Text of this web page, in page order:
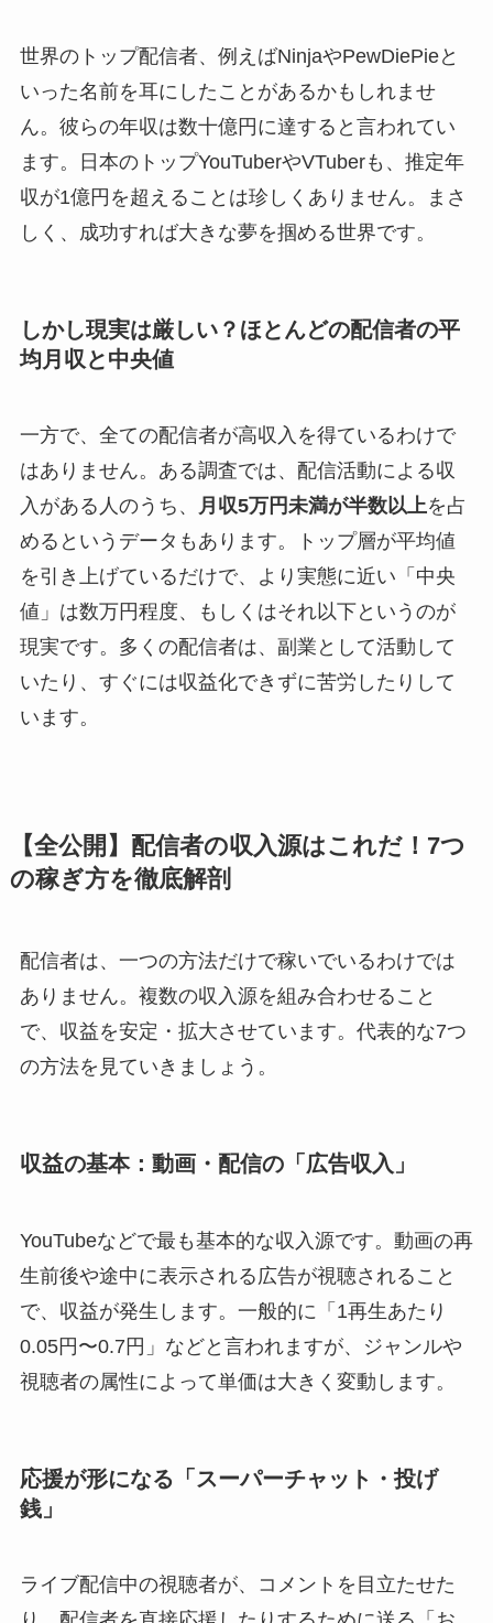
世界のトップ配信者、例えばNinjaやPewDiePieと
いった名前を耳にしたことがあるかもしれませ
ん。彼らの年収は数十億円に達すると言われてい
ます。日本のトップYouTuberやVTuberも、推定年
収が1億円を超えることは珍しくありません。まさ
しく、成功すれば大きな夢を掴める世界です。
しかし現実は厳しい？ほとんどの配信者の平
均月収と中央値
一方で、全ての配信者が高収入を得ているわけで
はありません。ある調査では、配信活動による収
入がある人のうち、
月収5万円未満が半数以上を占
めるというデータもあります。トップ層が平均値
を引き上げているだけで、より実態に近い「中央
値」は数万円程度、もしくはそれ以下というのが
現実です。多くの配信者は、副業として活動して
いたり、すぐには収益化できずに苦労したりして
います。
【全公開】配信者の収入源はこれだ！7つ
の稼ぎ方を徹底解剖
配信者は、一つの方法だけで稼いでいるわけでは
ありません。複数の収入源を組み合わせること
で、収益を安定・拡大させています。代表的な7つ
の方法を見ていきましょう。
収益の基本：動画・配信の「広告収入」
YouTubeなどで最も基本的な収入源です。動画の再
生前後や途中に表示される広告が視聴されること
で、収益が発生します。一般的に「1再生あたり
0.05円〜0.7円」などと言われますが、ジャンルや
視聴者の属性によって単価は大きく変動します。
応援が形になる「スーパーチャット・投げ
銭」
ライブ配信中の視聴者が、コメントを目立たせた